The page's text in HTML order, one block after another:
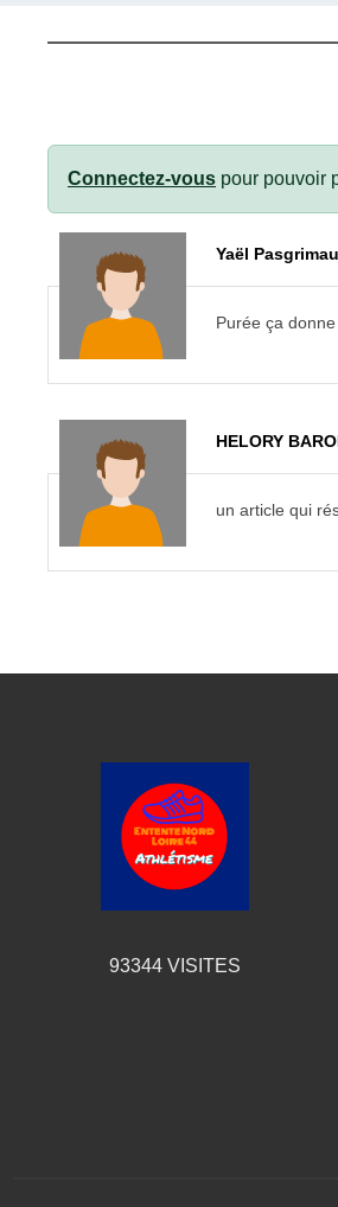
Connectez-vous pour pouvoir
Yaël
Purée ça
HELORY
un article qui
93344VISITES